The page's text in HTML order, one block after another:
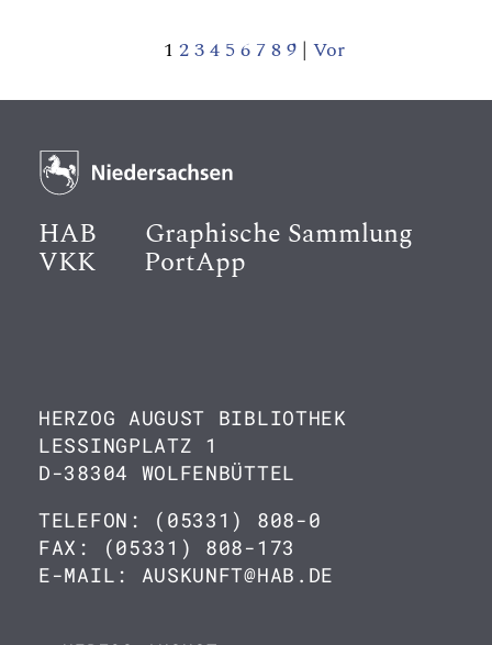
1 234 56 789 | Vor
HAB Graphische Sammlung
VKK PortApp
HERZOG AUGUST BIBLIOTHEK
LESSINGPLATZ 1
D-38304 WOLFENBÜTTEL
TELEFON: (05331) 808-0
FAX: (05331) 808-173
E-MAIL: AUSKUNFT@HAB.DE